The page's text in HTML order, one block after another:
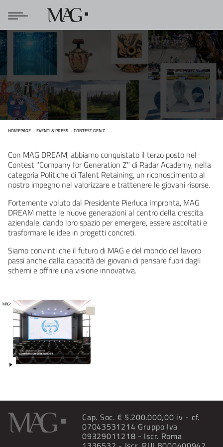
HOMEPAGE EVENTI & PRESS CONTEST GEN Z
Contest Gen Z
Con MAG DREAM, abbiamo conquistato il terzo posto nel
Contest "Company for Generation Z" di Radar Academy, nella
categoria Politiche di Talent Retaining, un riconoscimento al
nostro impegno nel valorizzare e trattenere le giovani risorse.
Fortemente voluto dal Presidente Pierluca Impronta, MAG
DREAM mette le nuove generazioni al centro della crescita
aziendale, dando loro spazio per emergere, essere ascoltati e
trasformare le idee in progetti concreti.
Siamo convinti che il futuro di MAG e del mondo del lavoro
passi anche dalla capacità dei giovani di pensare fuori dagli
schemi e offrire una visione innovativa.
Cap. Soc. € 5.200.000,00 iv - cf.
07043531214 Gruppo Iva
09329011218 - Iscr. Roma